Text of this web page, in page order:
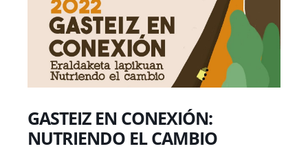
GASTEIZ EN CONEXIÓN:
NUTRIENDO EL CAMBIO